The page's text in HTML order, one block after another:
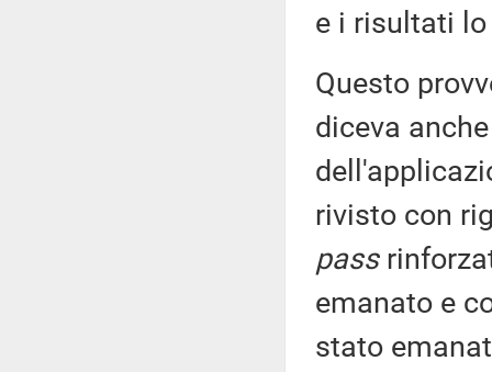
e i risultati
Questo
diceva
rivisto con
pass
emanato e
stato